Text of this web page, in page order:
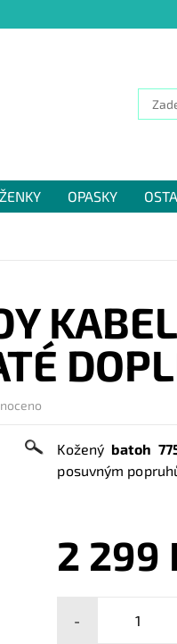
OPASKY
Kožený batoh
posuvným
2 299
-